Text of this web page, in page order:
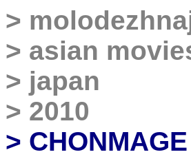
>
> asian
> japan
> 2010
>